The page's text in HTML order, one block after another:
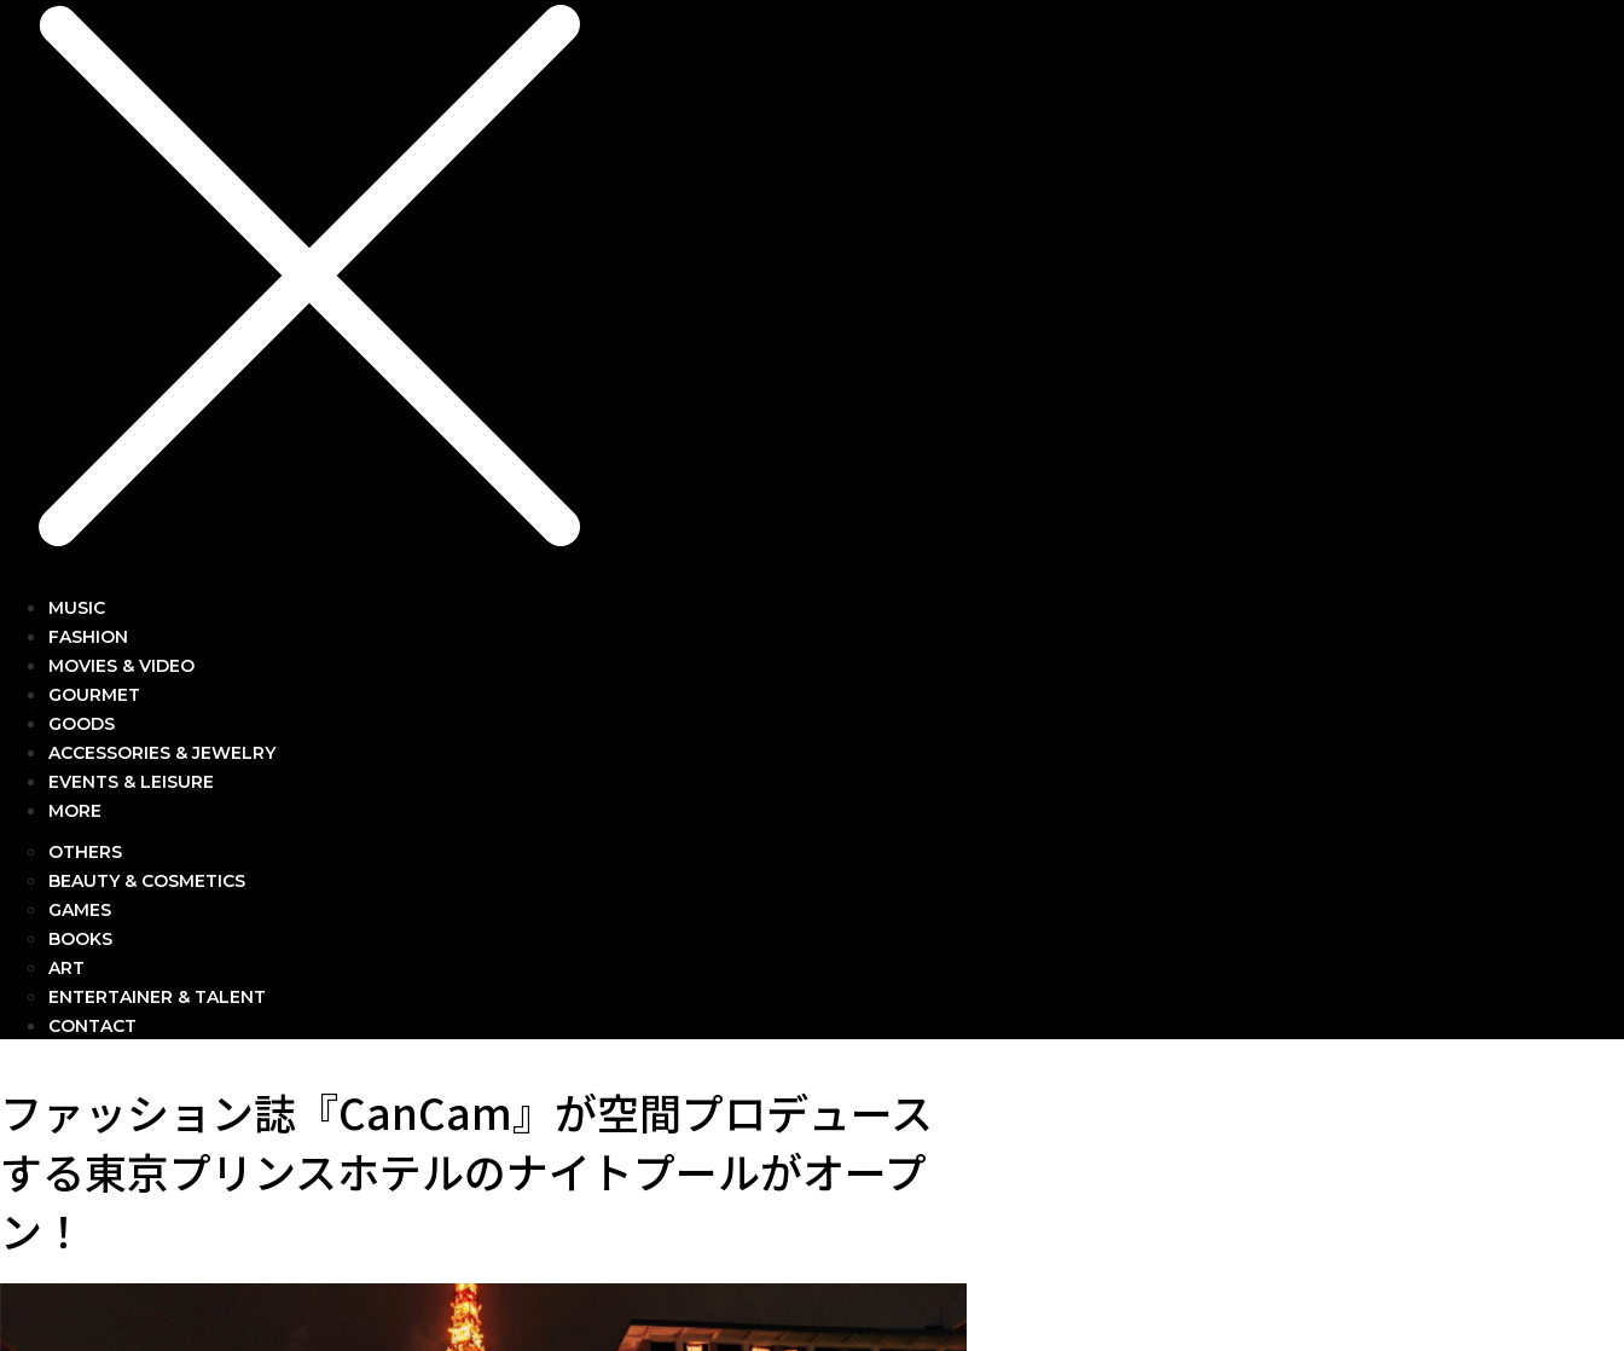
MUSIC
FASHION
MOVIES & VIDEO
GOURMET
GOODS
ACCESSORIES & JEWELRY
EVENTS & LEISURE
MORE
OTHERS
BEAUTY & COSMETICS
GAMES
BOOKS
ART
ENTERTAINER & TALENT
CONTACT
ファッション誌『CanCam』が空間プロデュース
する東京プリンスホテルのナイトプールがオープ
ン！